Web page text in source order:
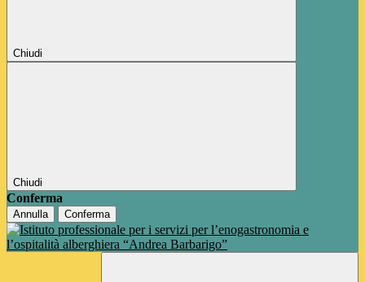
Chiudi
Chiudi
Conferma
Annulla Conferma